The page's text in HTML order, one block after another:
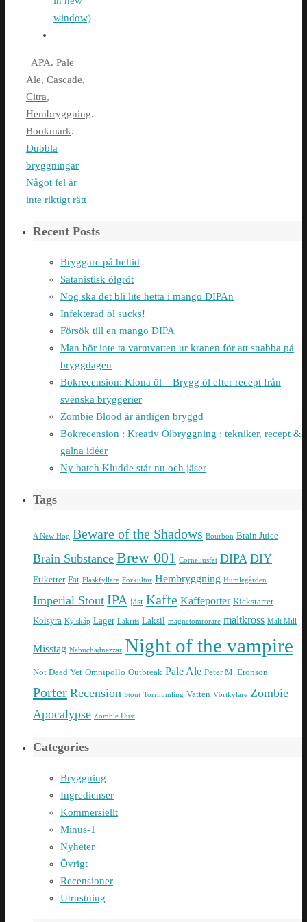
window)
APA. Pale
Ale, Cascade,
Citra,
Hembryggning.
Bookmark.
Dubbla
bryggningar
Något fel är
inte riktigt rätt
Recent Posts
Bryggare på heltid
Satanistisk ölgröt
Nog ska det bli lite hetta i mango DIPAn
Infekterad öl sucks!
Försök till en mango DIPA
Man bör inte ta varmvatten ur kranen för att snabba på
bryggdagen
Bokrecension: Klona öl – Brygg öl efter recept från
svenska bryggerier
Zombie Blood är äntligen bryggd
Bokrecension : Kreativ Ölbryggning : tekniker, recept &
galna idéer
Ny batch Kludde står nu och jäser
Tags
A New Hop Beware of the Shadows Bourbon Brain Juice
Brain Substance Brew 001 Corneliusfat DIPA DIY
Etiketter Fat Flaskfyllare Förkultur Hembryggning Humlegården
Imperial Stout IPA jäst Kaffe Kaffeporter Kickstarter
Kolsyra Kylskåp Lager Lakrits Laksil magnetomrörare maltkross Malt Mill
Misstag Nebuchadnezzar Night of the vampire
Not Dead Yet Omnipollo Outbreak Pale Ale Peter M. Eronson
Porter Recension Stout Torrhumling Vatten Vörtkylare Zombie
Apocalypse Zombie Dust
Categories
Bryggning
Ingredienser
Kommersiellt
Minus-1
Nyheter
Övrigt
Recensioner
Utrustning